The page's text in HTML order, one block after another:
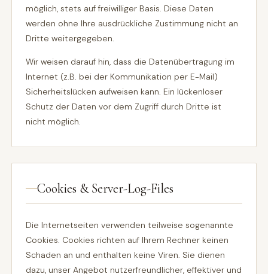
möglich, stets auf freiwilliger Basis. Diese Daten
werden ohne Ihre ausdrückliche Zustimmung nicht an
Dritte weitergegeben.
Wir weisen darauf hin, dass die Datenübertragung im
Internet (z.B. bei der Kommunikation per E-Mail)
Sicherheitslücken aufweisen kann. Ein lückenloser
Schutz der Daten vor dem Zugriff durch Dritte ist
nicht möglich.
Cookies & Server-Log-Files
Die Internetseiten verwenden teilweise sogenannte
Cookies. Cookies richten auf Ihrem Rechner keinen
Schaden an und enthalten keine Viren. Sie dienen
dazu, unser Angebot nutzerfreundlicher, effektiver und